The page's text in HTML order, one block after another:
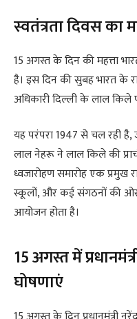
स्वतंत्रता दिवस का
15 अगस्त के दिन की महत्ता
है। इस दिन की सुबह भारत के
अधिकारी दिल्ली के लाल किले
यह परंपरा 1947 से चल रही है,
लाल नेहरू ने लाल किले की
ध्वजारोहण समारोह एक प्रमुख
स्कूलों, और कई संगठनों की
आयोजन होता है।
15 अगस्त में
घोषणाएं